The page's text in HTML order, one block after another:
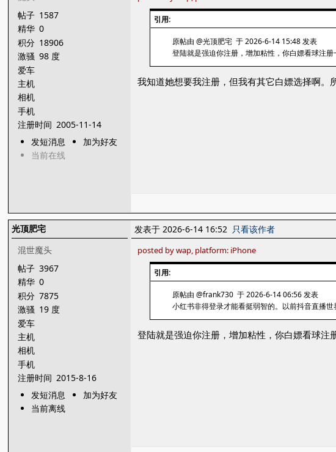
帖子 1587
精华 0
积分 18906
激骚 98 度
爱车
主机
相机
手机
注册时间 2005-11-14
发短消息
加为好友
当前在线
引用:
原帖由 @光顶肥宅 于 2026-6-14 15:48 发表
登陆就是强迫你注册，增加粘性，你白嫖看球注
我知道她想要我注册，但我有其它白嫖选择啊。
光顶肥宅
混世魔头
帖子 3967
精华 0
积分 7875
激骚 19 度
爱车
主机
相机
手机
注册时间 2015-8-16
发短消息
加为好友
当前离线
发表于 2026-6-14 16:52 只看该作者
posted by wap, platform: iPhone
引用:
原帖由 @frank730 于 2026-6-14 06:56 发表
小红书非得登录才能看挺弱智的。以前抖音直播
登陆就是强迫你注册，增加粘性，你白嫖看球注